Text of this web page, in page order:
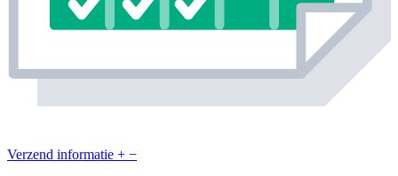
Verzend informatie + −